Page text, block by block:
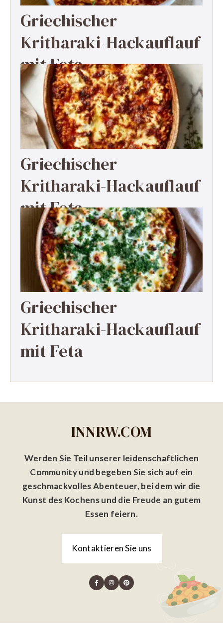
Griechischer
Kritharaki-Hackauflauf
mit Feta
Griechischer
Kritharaki-Hackauflauf
mit Feta
Griechischer
Kritharaki-Hackauflauf
mit Feta
INNRW.COM
Werden Sie Teil unserer leidenschaftlichen
Community und begeben Sie sich auf ein
geschmackvolles Abenteuer, bei dem wir die
Kunst des Kochens und die Freude an gutem
Essen feiern.
Kontaktieren Sie uns